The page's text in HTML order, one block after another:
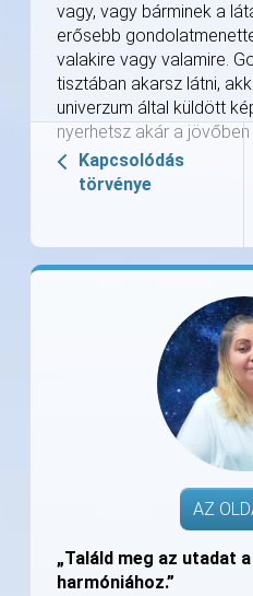
vagy, vagy bárminek a
erősebb
valakire vagy valamire.
tisztában akarsz látni,
univerzum által küldött
nyerhetsz akár a jövőben
Kapcsolódás
törvénye
AZ
„Találd meg az utadat
harmóniához.”